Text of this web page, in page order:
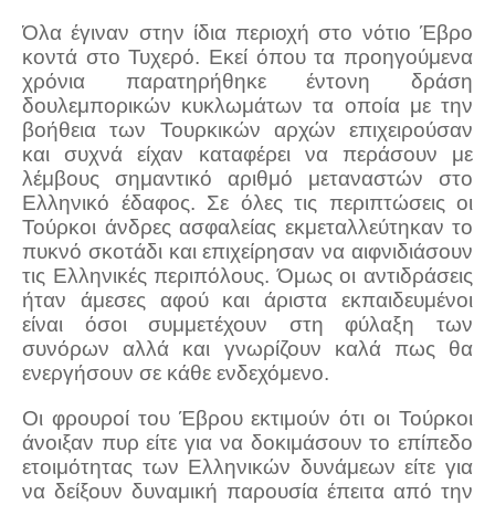
Όλα έγιναν στην ίδια περιοχή στο νότιο Έβρο
κοντά στο Τυχερό. Εκεί όπου τα προηγούμενα
χρόνια παρατηρήθηκε έντονη δράση
δουλεμπορικών κυκλωμάτων τα οποία με την
βοήθεια των Τουρκικών αρχών επιχειρούσαν
και συχνά είχαν καταφέρει να περάσουν με
λέμβους σημαντικό αριθμό μεταναστών στο
Ελληνικό έδαφος. Σε όλες τις περιπτώσεις οι
Τούρκοι άνδρες ασφαλείας εκμεταλλεύτηκαν το
πυκνό σκοτάδι και επιχείρησαν να αιφνιδιάσουν
τις Ελληνικές περιπόλους. Όμως οι αντιδράσεις
ήταν άμεσες αφού και άριστα εκπαιδευμένοι
είναι όσοι συμμετέχουν στη φύλαξη των
συνόρων αλλά και γνωρίζουν καλά πως θα
ενεργήσουν σε κάθε ενδεχόμενο.
Οι φρουροί του Έβρου εκτιμούν ότι οι Τούρκοι
άνοιξαν πυρ είτε για να δοκιμάσουν το επίπεδο
ετοιμότητας των Ελληνικών δυνάμεων είτε για
να δείξουν δυναμική παρουσία έπειτα από την